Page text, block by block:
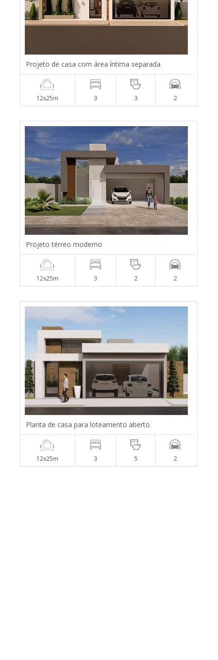
Projeto de casa com área íntima separada
12x25m 3 3 2
Projeto térreo moderno
12x25m 3 2 2
Planta de casa para loteamento aberto
12x25m 3 5 2